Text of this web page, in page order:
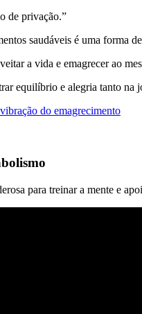
de privação.”
saudáveis é uma forma
a vida e emagrecer ao
equilíbrio e alegria tanto
do emagrecimento
para treinar a mente e